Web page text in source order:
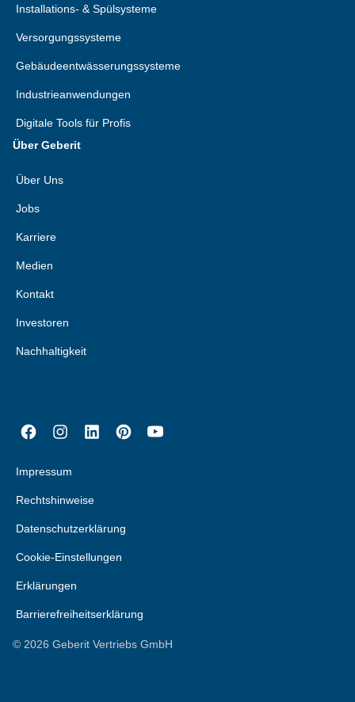
Installations- & Spülsysteme
Versorgungssysteme
Gebäudeentwässerungssysteme
Industrieanwendungen
Digitale Tools für Profis
Über Geberit
Über Uns
Jobs
Karriere
Medien
Kontakt
Investoren
Nachhaltigkeit
Impressum
Rechtshinweise
Datenschutzerklärung
Cookie-Einstellungen
Erklärungen
Barrierefreiheitserklärung
© 2026 Geberit Vertriebs GmbH